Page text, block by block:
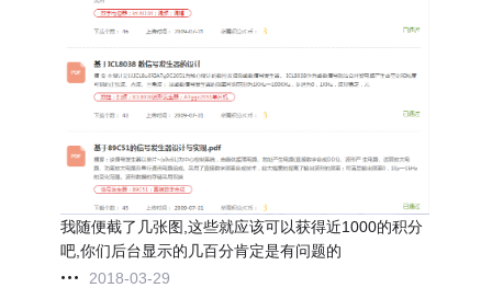
我随便截了几张图,这些就应该可以获得近1000的积分
吧,你们后台显示的几百分肯定是有问题的
2018-03-29